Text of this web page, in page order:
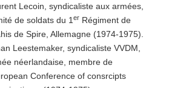
Lecoin, syndicaliste aux armées,
de soldats du 1 er Régiment de
de Spire, Allemagne (1974-1975).
Leestemaker, syndicaliste VVDM,
néerlandaise, membre de
Conference of consrcipts